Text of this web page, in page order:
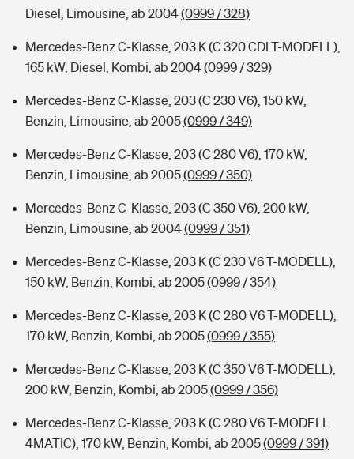
Diesel, Limousine, ab 2004(0999 / 328)
Mercedes-Benz C-Klasse, 203 K (C 320 CDI T-MODELL),
165 kW, Diesel, Kombi, ab 2004(0999 / 329)
Mercedes-Benz C-Klasse, 203 (C 230 V6), 150 kW,
Benzin, Limousine, ab 2005(0999 / 349)
Mercedes-Benz C-Klasse, 203 (C 280 V6), 170 kW,
Benzin, Limousine, ab 2005(0999 / 350)
Mercedes-Benz C-Klasse, 203 (C 350 V6), 200 kW,
Benzin, Limousine, ab 2004(0999 / 351)
Mercedes-Benz C-Klasse, 203 K (C 230 V6 T-MODELL),
150 kW, Benzin, Kombi, ab 2005(0999 / 354)
Mercedes-Benz C-Klasse, 203 K (C 280 V6 T-MODELL),
170 kW, Benzin, Kombi, ab 2005(0999 / 355)
Mercedes-Benz C-Klasse, 203 K (C 350 V6 T-MODELL),
200 kW, Benzin, Kombi, ab 2005(0999 / 356)
Mercedes-Benz C-Klasse, 203 K (C 280 V6 T-MODELL
4MATIC), 170 kW, Benzin, Kombi, ab 2005(0999 / 391)